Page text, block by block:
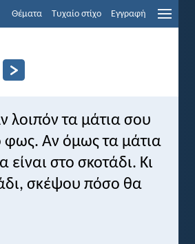
Θέματα Τυχαίο στίχο Εγγραφή
λοιπόν τα μάτια σου
φως. Αν όμως τα μάτια
στο σκοτάδι. Κι
σκέψου πόσο θα